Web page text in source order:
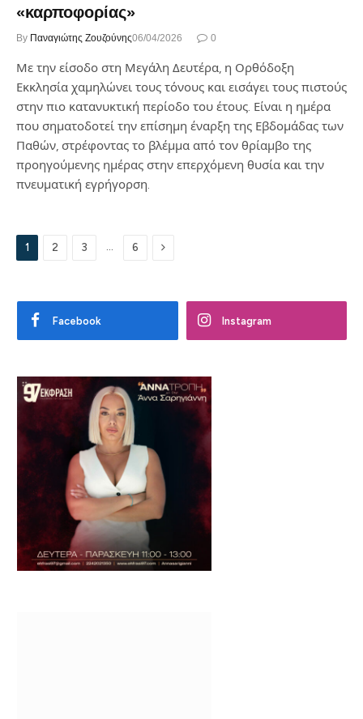
«καρποφορίας»
By Παναγιώτης Ζουζούνης06/04/2026 0
Με την είσοδο στη Μεγάλη Δευτέρα, η Ορθόδοξη
Εκκλησία χαμηλώνει τους τόνους και εισάγει τους πιστούς
στην πιο κατανυκτική περίοδο του έτους. Είναι η ημέρα
που σηματοδοτεί την επίσημη έναρξη της Εβδομάδας των
Παθών, στρέφοντας το βλέμμα από τον θρίαμβο της
προηγούμενης ημέρας στην επερχόμενη θυσία και την
πνευματική εγρήγορση.
1 2 3 … 6 Next
Facebook Instagram